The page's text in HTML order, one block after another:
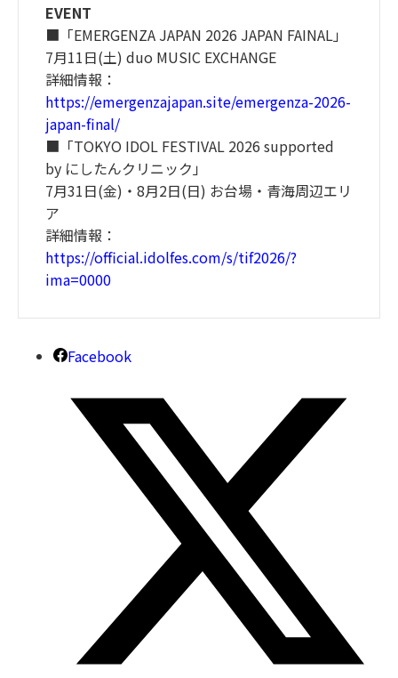
EVENT
■「EMERGENZA JAPAN 2026 JAPAN FAINAL」
7月11日(土) duo MUSIC EXCHANGE
詳細情報：
https://emergenzajapan.site/emergenza-2026-
japan-final/
■「TOKYO IDOL FESTIVAL 2026 supported
by にしたんクリニック」
7月31日(金)・8月2日(日) お台場・青海周辺エリ
ア
詳細情報：
https://official.idolfes.com/s/tif2026/?
ima=0000
Facebook